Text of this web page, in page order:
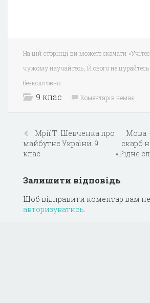
На цій сторінці ви можете скачати
чужому научайтесь, Й свого не
безкоштовно.
9 клас Коментарів немає
Мрії Т. Шевченка про
майбутнє України. 9
клас
Мова
скарб
«Рідне
Залишити відповідь
Щоб відправити коментар вам
авторизуватись.